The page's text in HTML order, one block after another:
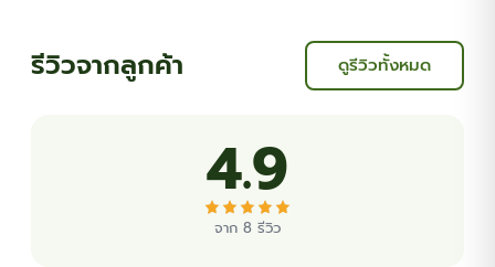
รีวิวจากลูกค้า ดูรีวิวทั้งหมด
4.9
จาก 8 รีวิว